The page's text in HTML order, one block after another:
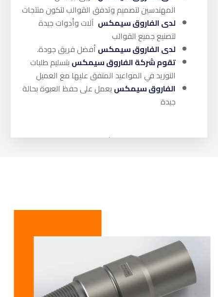
المهندسين لتصميم وتدفق القوالب لتكون منتجات
لدى الفاروق سيمكس آلات وأدوات جيدة
لتصنيع جميع القوالب
لدى الفاروق سيمكس أفضل فريق جودة.
تقوم شركة الفاروق سيمكس بتسليم طلبات
التوريد في المواعيد المتفق عليها مع العميل
الفاروق سيمكسيعمل على حفظ العبوة بحالة
جيدة